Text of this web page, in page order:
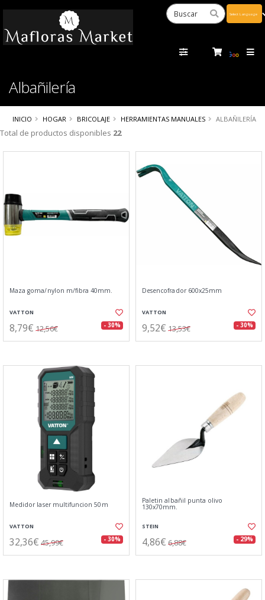
Albañilería
INICIO HOGAR BRICOLAJE HERRAMIENTAS MANUALES ALBAÑILERÍA
Total de productos disponibles 22
Maza goma/nylon m/fibra 40mm.
VATTON
8,79€ 12,56€ - 30%
Desencofrador 600x25mm
VATTON
9,52€ 13,53€ - 30%
Medidor laser multifuncion 50m
VATTON
32,36€ 45,99€ - 30%
Paletin albañil punta olivo
130x70mm.
STEIN
4,86€ 6,88€ - 29%